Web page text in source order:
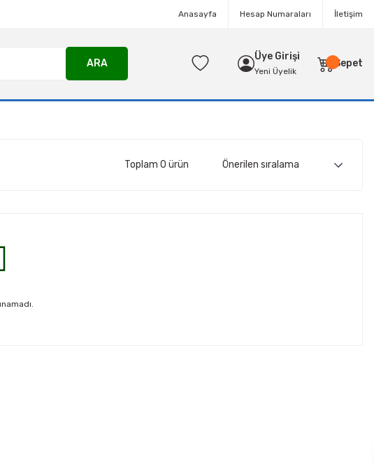
Anasayfa Hesap Numaraları İletişim
ARA
Üye Girişi
Yeni Üyelik
Sepet
Toplam 0 ürün